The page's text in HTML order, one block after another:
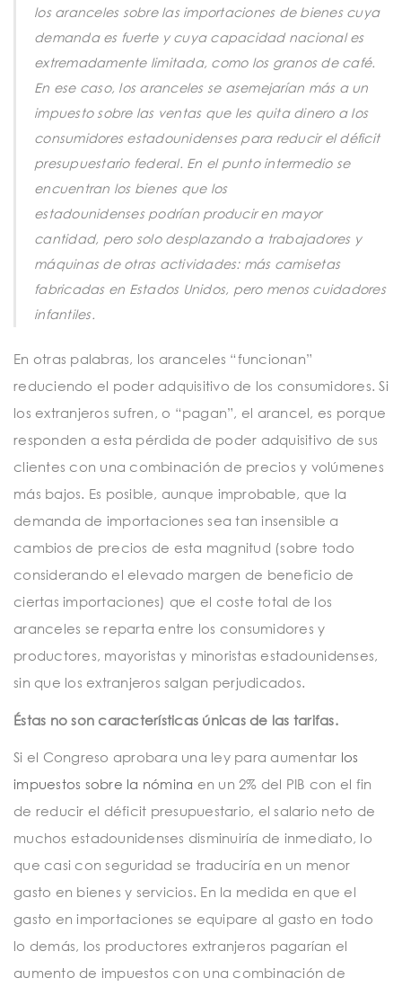
los aranceles sobre las importaciones de bienes cuya
demanda es fuerte y cuya capacidad nacional es
extremadamente limitada, como los granos de café.
En ese caso, los aranceles se asemejarían más a un
impuesto sobre las ventas que les quita dinero a los
consumidores estadounidenses para reducir el déficit
presupuestario federal. En el punto intermedio se
encuentran los bienes que los
estadounidenses podrían producir en mayor
cantidad, pero solo desplazando a trabajadores y
máquinas de otras actividades: más camisetas
fabricadas en Estados Unidos, pero menos cuidadores
infantiles.
En otras palabras, los aranceles “funcionan”
reduciendo el poder adquisitivo de los consumidores. Si
los extranjeros sufren, o “pagan”, el arancel, es porque
responden a esta pérdida de poder adquisitivo de sus
clientes con una combinación de precios y volúmenes
más bajos. Es posible, aunque improbable, que la
demanda de importaciones sea tan insensible a
cambios de precios de esta magnitud (sobre todo
considerando el elevado margen de beneficio de
ciertas importaciones) que el coste total de los
aranceles se reparta entre los consumidores y
productores, mayoristas y minoristas estadounidenses,
sin que los extranjeros salgan perjudicados.
Éstas no son características únicas de las tarifas.
Si el Congreso aprobara una ley para aumentar los
impuestos sobre la nómina en un 2% del PIB con el fin
de reducir el déficit presupuestario, el salario neto de
muchos estadounidenses disminuiría de inmediato, lo
que casi con seguridad se traduciría en un menor
gasto en bienes y servicios. En la medida en que el
gasto en importaciones se equipare al gasto en todo
lo demás, los productores extranjeros pagarían el
aumento de impuestos con una combinación de